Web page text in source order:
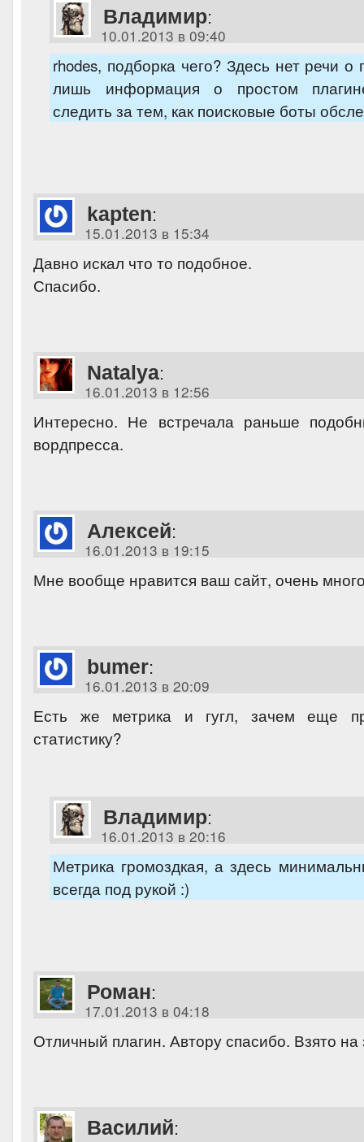
Владимир:
10.01.2013 в 09:40
rhodes, подборка чего? Здесь нет речи о
лишь информация о простом
следить за тем, как поисковые боты
kapten:
15.01.2013 в 15:34
Давно искал что то подобное.
Спасибо.
Natalya:
16.01.2013 в 12:56
Интересно. Не встречала раньше
вордпресса.
Алексей:
16.01.2013 в 19:15
Мне вообще нравится ваш сайт, очень
bumer:
16.01.2013 в 20:09
Есть же метрика и гугл, зачем еще
статистику?
Владимир:
16.01.2013 в 20:16
Метрика громоздкая, а здесь
всегда под рукой :)
Роман:
17.01.2013 в 04:18
Отличный плагин. Автору спасибо. Взято на
Василий: